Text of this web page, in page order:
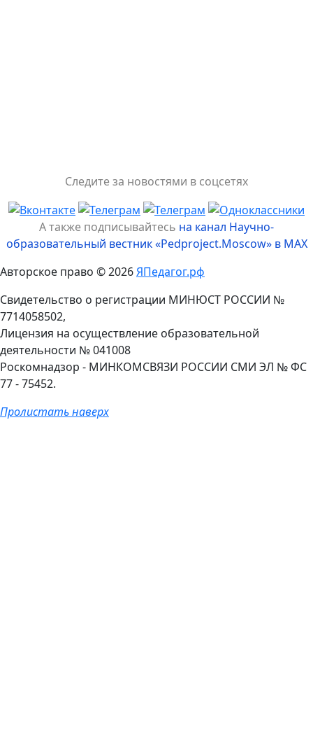
Следите за новостями в соцсетях
А также подписывайтесь на канал Научно-
образовательный вестник «Pedproject.Moscow» в MAX
Авторское право © 2026ЯПедагог.рф
Свидетельство о регистрации МИНЮСТ РОССИИ №
7714058502,
Лицензия на осуществление образовательной
деятельности № 041008
Роскомнадзор - МИНКОМСВЯЗИ РОССИИ СМИ ЭЛ № ФС
77 - 75452.
Пролистать наверх